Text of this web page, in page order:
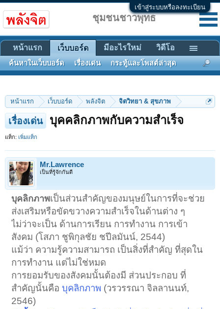
เข้าสู่ระบบหรือลงทะเบียน
หน้าแรก เว็บบอร์ด พลังจิต จิตวิทยา & สุขภาพ
เรื่องเด่น บุคคลิกภาพกับความสำเร็จ
แท็ก: เพิ่มแท็ก
Mr.Lawrence
เป็นที่รู้จักกันดี
บุคลิกภาพเป็นส่วนสำคัญของมนุษย์ในการที่จะช่วย
ส่งเสริมหรือขัดขวางความสำเร็จในด้านต่าง ๆ
ไม่ว่าจะเป็น ด้านการเรียน การทำงาน การเข้า
สังคม (โสภา ชูพิกุลชัย ชปีลมันน์, 2544)
แม้ว่า ความรู้ความสามารถ เป็นสิ่งที่สำคัญ ที่สุดใน
การทำงาน แต่ไม่ใช่หมด
การยอมรับของสังคมนั้นต้องมี ส่วนประกอบ ที่
สำคัญนั้นคือบุคลิกภาพ (วรวรรณา จิลลานนท์,
2546)
ชุมชนชาวพุทธ
หน้าแรก เว็บบอร์ด
ค้นหาในเว็บบอร์ด เรื่องเด่น กระทู้และโพสต์ล่าสุด
มีอะไรใหม่ วิดีโอ